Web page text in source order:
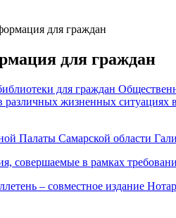
для граждан
для граждан
для граждан
жизненных ситуациях
Палаты Самарской области
совершаемые в рамках
– совместное издание